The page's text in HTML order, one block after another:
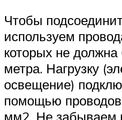
Чтобы
используем
которых не
метра. Нагрузку
освещение)
помощью
мм2. Не забываем